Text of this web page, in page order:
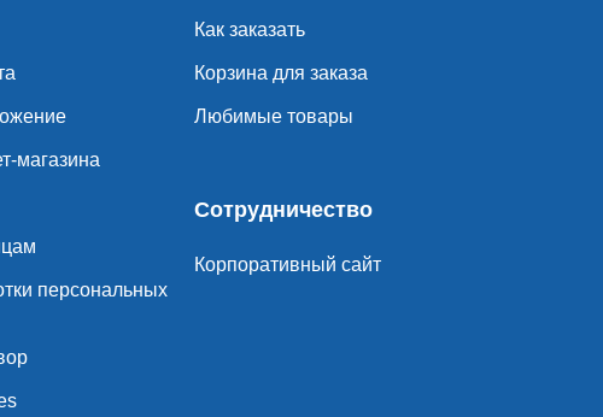
магазина
персональных
Как заказать
Корзина для заказа
Любимые товары
Сотрудничество
Корпоративный сайт